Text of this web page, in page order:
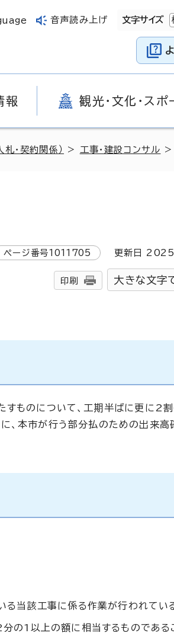
音声読み上げ 文字サイズ
報 観光・文化・スポ
札・契約関係） > 工事・建設コンサル >
ページ番号1011705 更新日
印刷 大きな文字
すものについて、工期半ばに更に2
、本市が行う部分払のための出来高
当該工事に係る作業が行われている
の1以上の額に相当するものである